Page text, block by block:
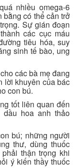
nhiều omega-6
bằng có thể cản trở
Sự gián đoạn
các cục máu
tiêu hóa, suy
sinh tế bào, ung
các bà mẹ đang
lời khuyên của bác
con bú.
tốt liên quan đến
hoa anh thảo
bú; những người
thư, dùng thuốc
thận trọng khi
ý kiến thầy thuốc